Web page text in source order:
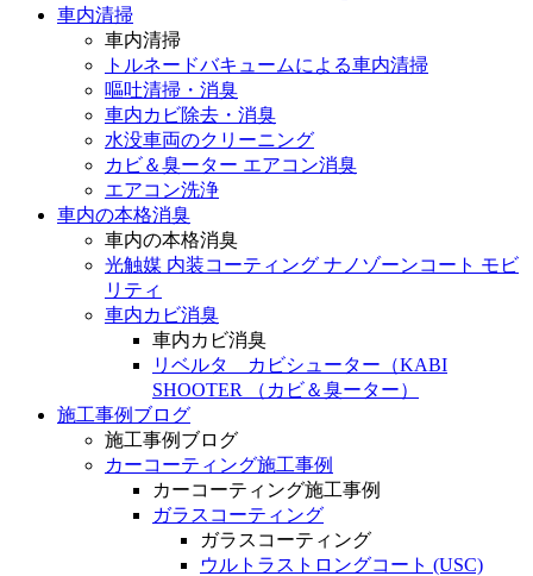
車内清掃
車内清掃
トルネードバキュームによる車内清掃
嘔吐清掃・消臭
車内カビ除去・消臭
水没車両のクリーニング
カビ＆臭ーター エアコン消臭
エアコン洗浄
車内の本格消臭
車内の本格消臭
光触媒 内装コーティング ナノゾーンコート モビ
リティ
車内カビ消臭
車内カビ消臭
リベルタ カビシューター（KABI
SHOOTER （カビ＆臭ーター）
施工事例ブログ
施工事例ブログ
カーコーティング施工事例
カーコーティング施工事例
ガラスコーティング
ガラスコーティング
ウルトラストロングコート (USC)